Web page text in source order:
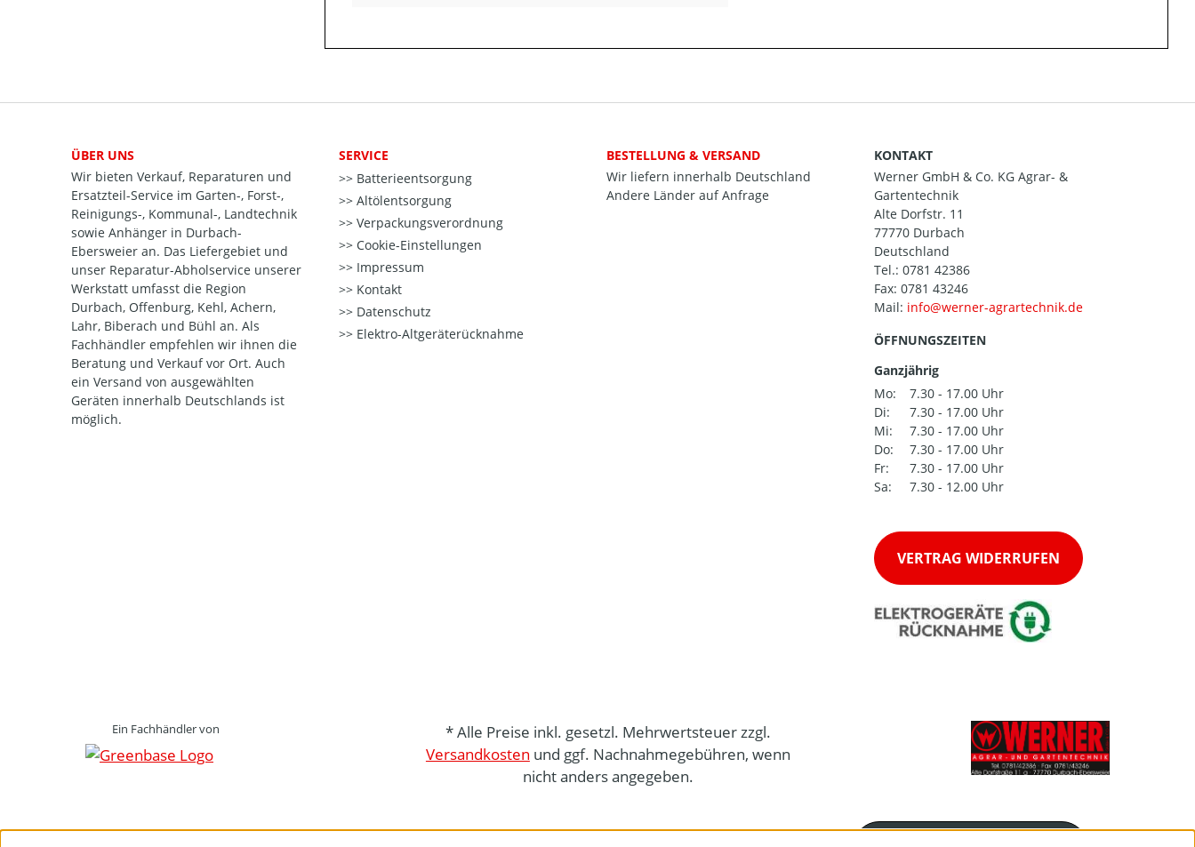
ÜBER UNS
Wir bieten Verkauf, Reparaturen und
Ersatzteil-Service im Garten-, Forst-,
Reinigungs-, Kommunal-, Landtechnik
sowie Anhänger in Durbach-
Ebersweier an. Das Liefergebiet und
unser Reparatur-Abholservice unserer
Werkstatt umfasst die Region
Durbach, Offenburg, Kehl, Achern,
Lahr, Biberach und Bühl an. Als
Fachhändler empfehlen wir ihnen die
Beratung und Verkauf vor Ort. Auch
ein Versand von ausgewählten
Geräten innerhalb Deutschlands ist
möglich.
SERVICE
Batterieentsorgung
Altölentsorgung
Verpackungsverordnung
Cookie-Einstellungen
Impressum
Kontakt
Datenschutz
Elektro-Altgeräterücknahme
BESTELLUNG & VERSAND
Wir liefern innerhalb Deutschland
Andere Länder auf Anfrage
KONTAKT
Werner GmbH & Co. KG Agrar- &
Gartentechnik
Alte Dorfstr. 11
77770 Durbach
Deutschland
Tel.: 0781 42386
Fax: 0781 43246
Mail:
ÖFFNUNGSZEITEN
Ganzjährig
Mo:
7.30 - 17.00 Uhr
Di:
7.30 - 17.00 Uhr
Mi:
7.30 - 17.00 Uhr
Do:
7.30 - 17.00 Uhr
Fr:
7.30 - 17.00 Uhr
Sa:
7.30 - 12.00 Uhr
VERTRAG WIDERRUFEN
Ein Fachhändler von
* Alle Preise inkl. gesetzl. Mehrwertsteuer zzgl.
Versandkosten und ggf. Nachnahmegebühren, wenn
nicht anders angegeben.